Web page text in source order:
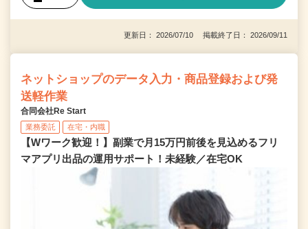
更新日： 2026/07/10 掲載終了日： 2026/09/11
ネットショップのデータ入力・商品登録および発
送軽作業
合同会社Re Start
業務委託 在宅・内職
【Wワーク歓迎！】副業で月15万円前後を見込めるフリ
マアプリ出品の運用サポート！未経験／在宅OK